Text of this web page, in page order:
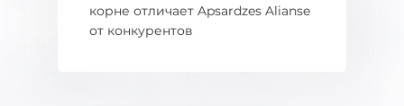
корне отличает Apsardzes Alianse
от конкурентов